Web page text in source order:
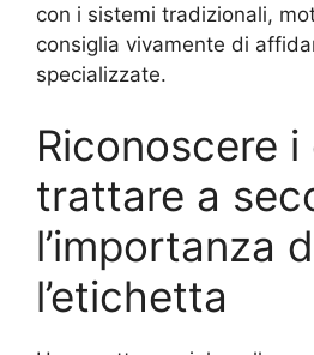
con i sistemi tradizionali,
consiglia vivamente di
specializzate.
Riconoscere
trattare a
l’importanza
l’etichetta